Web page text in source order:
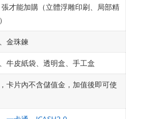
才能加購（立體浮雕印刷、局部精
金珠鍊
牛皮紙袋、透明盒、手工盒
卡片內不含儲值金，加值後即可使